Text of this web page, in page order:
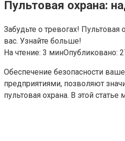
Пультовая охрана:
Забудьте о тревогах!
вас. Узнайте больше!
На чтение: 3 минОпубликовано:
Обеспечение безопасности
предприятиями, позволяют
пультовая охрана. В этой